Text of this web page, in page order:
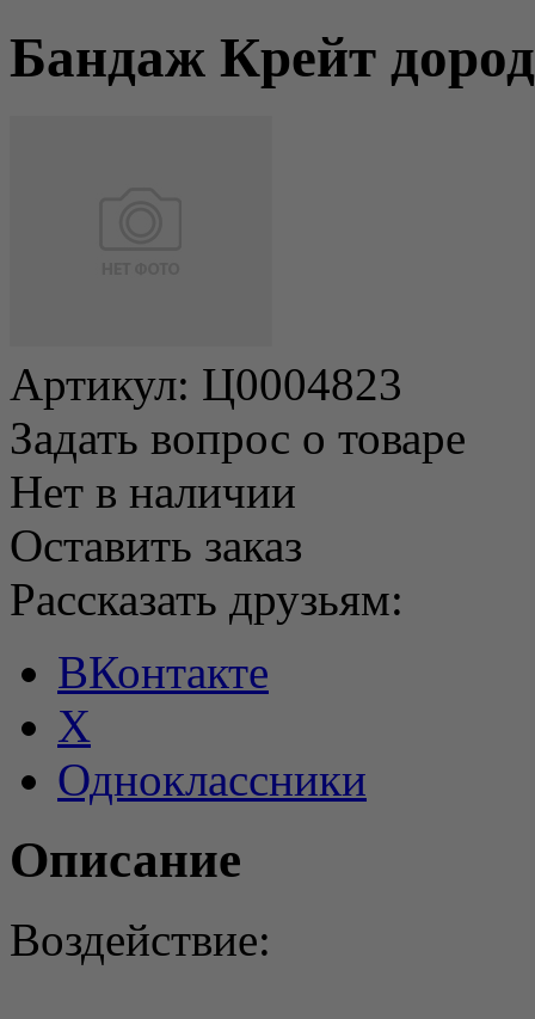
Бандаж Крейт
Артикул: Ц0004823
Задать вопрос о товаре
Нет в наличии
Оставить заказ
Рассказать друзьям:
ВКонтакте
X
Одноклассники
Описание
Воздействие: